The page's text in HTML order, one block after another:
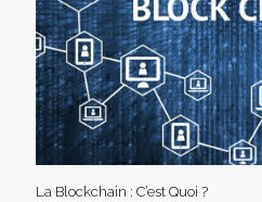
La Blockchain : C’est Quoi ?